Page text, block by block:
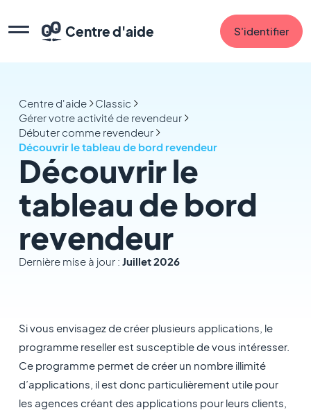
Centre d'aide S'identifier
Centre d'aide
Classic
Gérer votre activité de revendeur
Débuter comme revendeur
Découvrir le tableau de bord revendeur
Découvrir le
tableau de bord
revendeur
Dernière mise à jour : Juillet 2026
Si vous envisagez de créer plusieurs applications, le
programme reseller est susceptible de vous intéresser.
Ce programme permet de créer un nombre illimité
d’applications, il est donc particulièrement utile pour
les agences créant des applications pour leurs clients,